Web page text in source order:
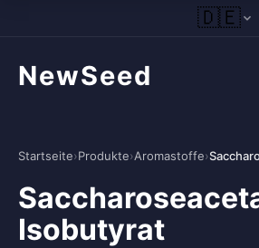
🇩🇪
NewSeed
Startseite›Produkte›Aromastoffe›
Isobutyrat